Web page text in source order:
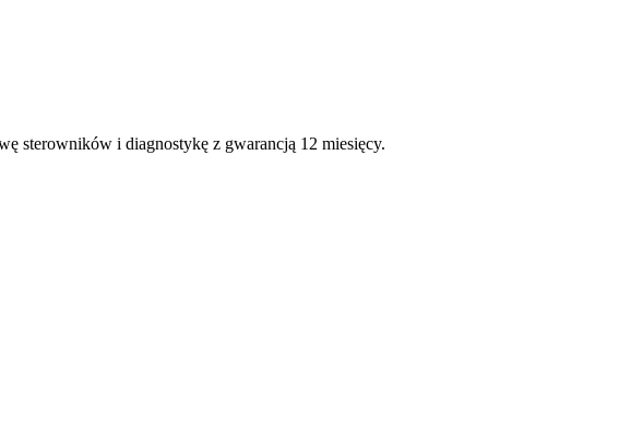
sterowników i diagnostykę z gwarancją 12 miesięcy.